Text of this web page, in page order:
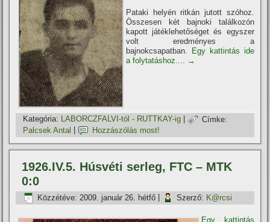
Pataki helyén ritkán jutott szóhoz.
Összesen két bajnoki találkozón
kapott játéklehetőséget és egyszer
volt eredményes a
bajnokcsapatban.
Egy kattintás ide
a folytatáshoz.... →
Kategória: LABORCZFALVI-tól - RUTTKAY-ig |
Címke:
Palcsek Antal
Hozzászólás most!
1926.IV.5. Húsvéti serleg, FTC – MTK
0:0
Közzétéve: 2009. január 26. hétfő Szerző: K@rcsi
Egy kattintás